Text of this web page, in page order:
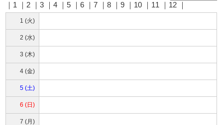
｜1 ｜2 ｜3 ｜4 ｜5 ｜6 ｜7 ｜8 ｜9 ｜10 ｜11 ｜12 ｜
1 (火)
2 (水)
3 (木)
4 (金)
5 (土)
6 (日)
7 (月)